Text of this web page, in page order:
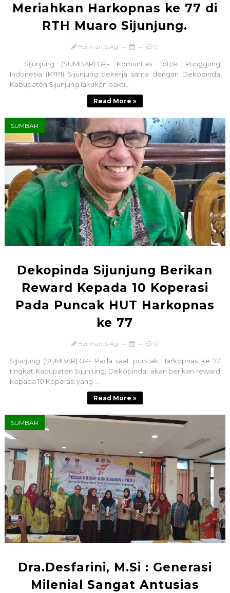
Meriahkan Harkopnas ke 77 di
RTH Muaro Sijunjung.
Herman,S.Ag 0
Sijunjung (SUMBAR).GP- Komunitas Totok Punggung
Indonesia (KTPI) Sijunjung bekerja sama dengan Dekopinda
Kabupaten Sijunjung lakukan bakti...
Read More »
SUMBAR
Dekopinda Sijunjung Berikan
Reward Kepada 10 Koperasi
Pada Puncak HUT Harkopnas
ke 77
Herman,S.Ag 0
Sijunjung (SUMBAR).GP- Pada saat puncak Harkopnas ke 77
tingkat Kabupaten Sijunjung, Dekopinda akan berikan reward
kepada 10 Koperasi yang ...
Read More »
SUMBAR
Dra.Desfarini, M.Si : Generasi
Milenial Sangat Antusias